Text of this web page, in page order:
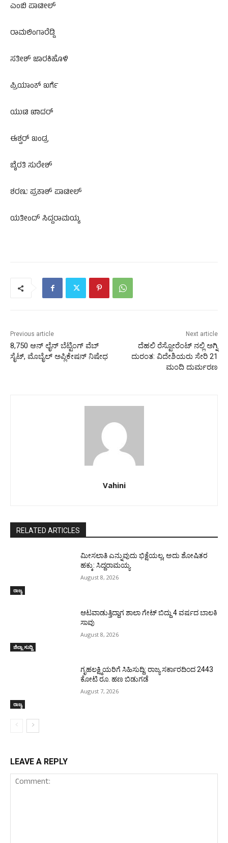
ಎಂಬಿ ಪಾಟೀಲ್‌
ರಾಮಲಿಂಗಾರೆಡ್ಡಿ
ಸತೀಶ್‌ ಜಾರಕಿಹೊಳಿ
ಪ್ರಿಯಾಂಕ್‌ ಖರ್ಗೆ
ಯುಟಿ ಖಾದರ್‌
ಈಶ್ವರ್‌ ಖಂಡ್ರ
ಬೈರತಿ ಸುರೇಶ್‌
ಶರಣು ಪ್ರಕಾಶ್‌ ಪಾಟೀಲ್‌
ಯತೀಂದ್‌ ಸಿದ್ದರಾಮಯ್ಯ
Previous article
8,750 ಆನ್​ ಲೈನ್ ಬೆಟ್ಟಿಂಗ್ ವೆಬ್ ​
ಸೈಟ್, ಮೊಬೈಲ್ ಅಪ್ಲಿಕೇಷನ್ ನಿಷೇಧ
Next article
ದೆಹಲಿ ರೆಸ್ಟೋರೆಂಟ್‌ ನಲ್ಲಿ ಅಗ್ನಿ
ದುರಂತ: ವಿದೇಶಿಯರು ಸೇರಿ 21
ಮಂದಿ ದುರ್ಮರಣ
Vahini
RELATED ARTICLES
ರಾಜ್ಯ
ಮೀಸಲಾತಿ ಎನ್ನುವುದು ಭಿಕ್ಷೆಯಲ್ಲ, ಅದು ಶೋಷಿತರ
ಹಕ್ಕು: ಸಿದ್ದರಾಮಯ್ಯ
August 8, 2026
ಜಿಲ್ಲಾ ಸುದ್ದಿ
ಆಟವಾಡುತ್ತಿದ್ದಾಗ ಶಾಲಾ ಗೇಟ್‌ ಬಿದ್ದು 4 ವರ್ಷದ ಬಾಲಕಿ
ಸಾವು
August 8, 2026
ರಾಜ್ಯ
ಗೃಹಲಕ್ಷ್ಮಿಯರಿಗೆ ಸಿಹಿಸುದ್ದಿ: ರಾಜ್ಯ ಸರ್ಕಾರದಿಂದ 2443
ಕೋಟಿ ರೂ. ಹಣ ಬಿಡುಗಡೆ
August 7, 2026
LEAVE A REPLY